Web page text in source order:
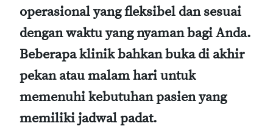
operasional yang fleksibel dan sesuai
dengan waktu yang nyaman bagi Anda.
Beberapa klinik bahkan buka di akhir
pekan atau malam hari untuk
memenuhi kebutuhan pasien yang
memiliki jadwal padat.